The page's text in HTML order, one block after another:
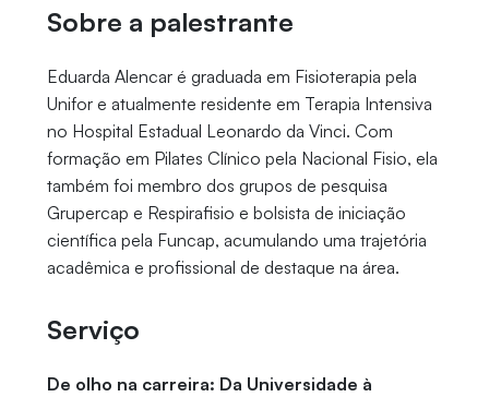
Sobre a palestrante
Eduarda Alencar é graduada em Fisioterapia pela
Unifor e atualmente residente em Terapia Intensiva
no Hospital Estadual Leonardo da Vinci. Com
formação em Pilates Clínico pela Nacional Fisio, ela
também foi membro dos grupos de pesquisa
Grupercap e Respirafisio e bolsista de iniciação
científica pela Funcap, acumulando uma trajetória
acadêmica e profissional de destaque na área.
Serviço
De olho na carreira: Da Universidade à